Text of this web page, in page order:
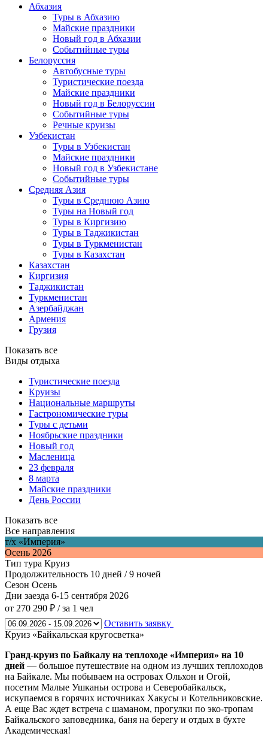
Абхазия
Туры в Абхазию
Майские праздники
Новый год в Абхазии
Событийные туры
Белоруссия
Автобусные туры
Туристические поезда
Майские праздники
Новый год в Белоруссии
Событийные туры
Речные круизы
Узбекистан
Туры в Узбекистан
Майские праздники
Новый год в Узбекистане
Событийные туры
Средняя Азия
Туры в Среднюю Азию
Туры на Новый год
Туры в Киргизию
Туры в Таджикистан
Туры в Туркменистан
Туры в Казахстан
Казахстан
Киргизия
Таджикистан
Туркменистан
Азербайджан
Армения
Грузия
Показать все
Виды отдыха
Туристические поезда
Круизы
Национальные маршруты
Гастрономические туры
Туры с детьми
Ноябрьские праздники
Новый год
Масленица
23 февраля
8 марта
Майские праздники
День России
Показать все
Все направления
т/х «Империя»
Осень 2026
Тип тура Круиз
Продолжительность 10 дней / 9 ночей
Сезон Осень
Дни заезда 6-15 сентября 2026
от 270 290 ₽ / за 1 чел
Оставить заявку
Круиз «Байкальская кругосветка»
Гранд-круиз по Байкалу на теплоходе «Империя» на 10
дней — большое путешествие на одном из лучших теплоходов
на Байкале. Мы побываем на островах Ольхон и Огой,
посетим Малые Ушканьи острова и Северобайкальск,
искупаемся в горячих источниках Хакусы и Котельниковские.
А еще Вас ждет встреча с шаманом, прогулки по эко-тропам
Байкальского заповедника, баня на берегу и отдых в бухте
Академическая!